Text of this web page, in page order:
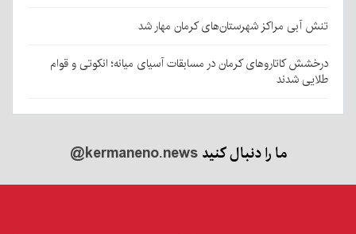
تنش آبی مراکز شهرستان‌های کرمان مهار شد
درخشش کاتاروهای کرمان در مسابقات آسیای میانه؛ انکوتی و قوام
طلایی شدند
ما را دنبال کنید@kermaneno.news